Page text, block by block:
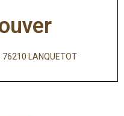
LANQUETOT